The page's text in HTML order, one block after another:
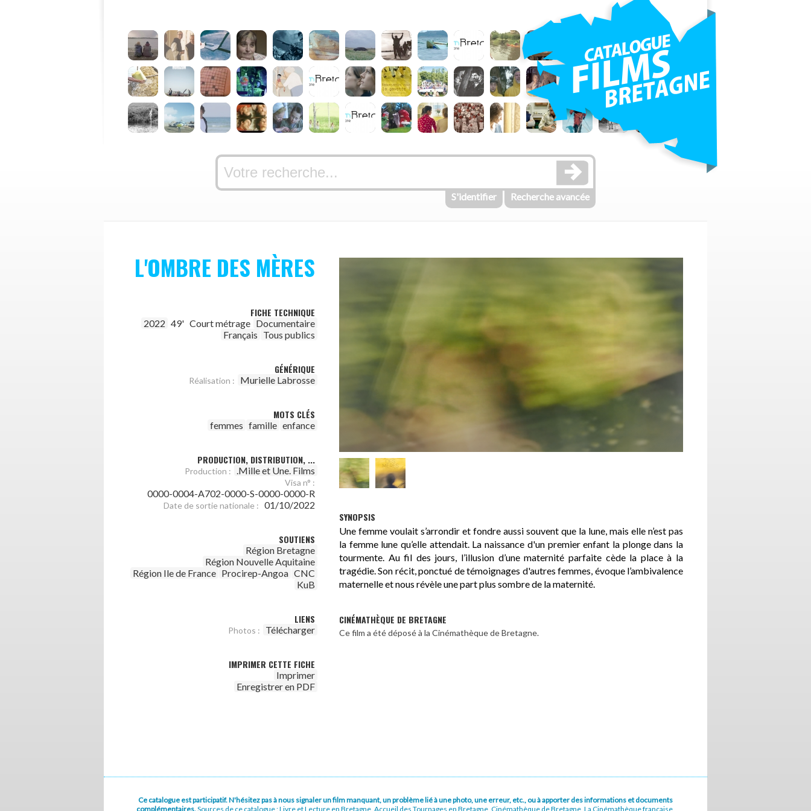
S'identifier Recherche avancée
L'OMBRE DES MÈRES
FICHE TECHNIQUE
2022 49' Court métrage Documentaire
Français Tous publics
GÉNÉRIQUE
Réalisation : Murielle Labrosse
MOTS CLÉS
femmes famille enfance
PRODUCTION, DISTRIBUTION, ...
Production : .Mille et Une. Films
Visa n° :
0000-0004-A702-0000-S-0000-0000-R
Date de sortie nationale : 01/10/2022
SOUTIENS
Région Bretagne
Région Nouvelle Aquitaine
Région Ile de France Procirep-Angoa CNC
KuB
LIENS
Photos : Télécharger
IMPRIMER CETTE FICHE
Imprimer
Enregistrer en PDF
SYNOPSIS
Une femme voulait s’arrondir et fondre aussi souvent que la lune, mais elle n’est pas
la femme lune qu’elle attendait. La naissance d'un premier enfant la plonge dans la
tourmente. Au fil des jours, l’illusion d’une maternité parfaite cède la place à la
tragédie. Son récit, ponctué de témoignages d'autres femmes, évoque l’ambivalence
maternelle et nous révèle une part plus sombre de la maternité.
CINÉMATHÈQUE DE BRETAGNE
Ce film a été déposé à la Cinémathèque de Bretagne.
Ce catalogue est participatif. N'hésitez pas à nous signaler un film manquant, un problème lié à une photo, une erreur, etc., ou à apporter des informations et documents
complémentaires.Sources de ce catalogue : Livre et Lecture en Bretagne, Accueil des Tournages en Bretagne, Cinémathèque de Bretagne, La Cinémathèque française,